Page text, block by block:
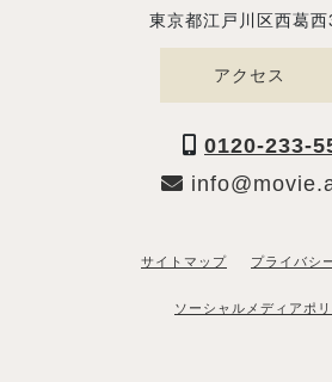
東京都江戸川区西葛
アクセス
0120-233-
サイトマップ プライバシ
ソーシャルメディアポ